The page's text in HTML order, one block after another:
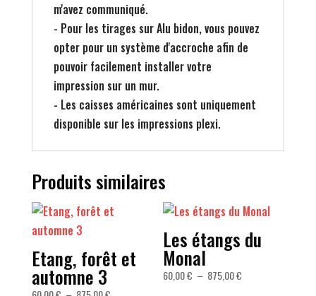
m'avez communiqué.
- Pour les tirages sur Alu bidon, vous pouvez
opter pour un système d'accroche afin de
pouvoir facilement installer votre
impression sur un mur.
- Les caisses américaines sont uniquement
disponible sur les impressions plexi.
Produits similaires
Etang, forêt et
automne 3
Les étangs du
Monal
60,00€ – 875,00€